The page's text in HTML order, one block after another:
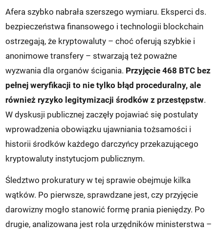
Afera szybko nabrała szerszego wymiaru. Eksperci ds.
bezpieczeństwa finansowego i technologii blockchain
ostrzegają, że kryptowaluty – choć oferują szybkie i
anonimowe transfery – stwarzają też poważne
wyzwania dla organów ścigania. Przyjęcie 468 BTC bez
pełnej weryfikacji to nie tylko błąd proceduralny, ale
również ryzyko legitymizacji środków z przestępstw.
W dyskusji publicznej zaczęły pojawiać się postulaty
wprowadzenia obowiązku ujawniania tożsamości i
historii środków każdego darczyńcy przekazującego
kryptowaluty instytucjom publicznym.
Śledztwo prokuratury w tej sprawie obejmuje kilka
wątków. Po pierwsze, sprawdzane jest, czy przyjęcie
darowizny mogło stanowić formę prania pieniędzy. Po
drugie, analizowana jest rola urzędników ministerstwa –